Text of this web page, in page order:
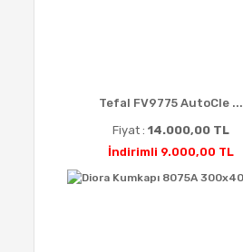
Tefal FV9775 AutoCle ...
Fiyat : 14.000,00 TL
İndirimli 9.000,00 TL